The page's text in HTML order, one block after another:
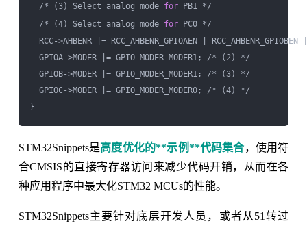
/* (3) Select analog mode for PB1 */
/* (4) Select analog mode for PC0 */
RCC->AHBENR |= RCC_AHBENR_GPIOAEN |
GPIOA->MODER |= GPIO_MODER_MODER1; /* (2) */
GPIOB->MODER |= GPIO_MODER_MODER1; /* (3) */
GPIOC->MODER |= GPIO_MODER_MODER0; /* (4) */
STM32Snippets是高度优化的**示例**代码集合，使用符
合CMSIS的直接寄存器访问来减少代码开销，从而在各
种应用程序中最大化STM32 MCUs的性能。
STM32Snippets主要针对底层开发人员，或者从51转过